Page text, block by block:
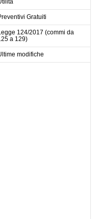
Gratuiti
124/2017 (commi da
a 129)
modifiche